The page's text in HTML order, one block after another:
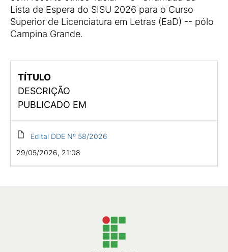
Lista de Espera do SISU 2026 para o Curso
Superior de Licenciatura em Letras (EaD) -- pólo
Campina Grande.
TÍTULO
DESCRIÇÃO
PUBLICADO EM
Edital DDE Nº 58/2026
29/05/2026, 21:08